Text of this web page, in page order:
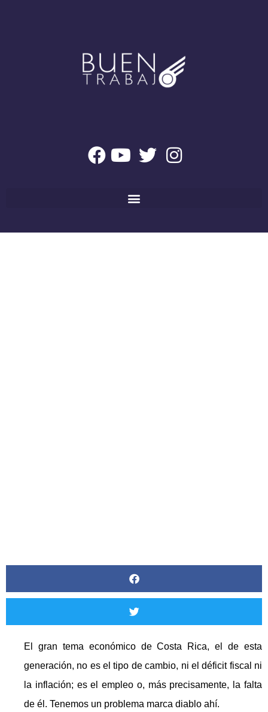
El gran tema económico de Costa Rica, el de esta
generación, no es el tipo de cambio, ni el déficit fiscal ni
la inflación; es el empleo o, más precisamente, la falta
de él. Tenemos un problema marca diablo ahí.